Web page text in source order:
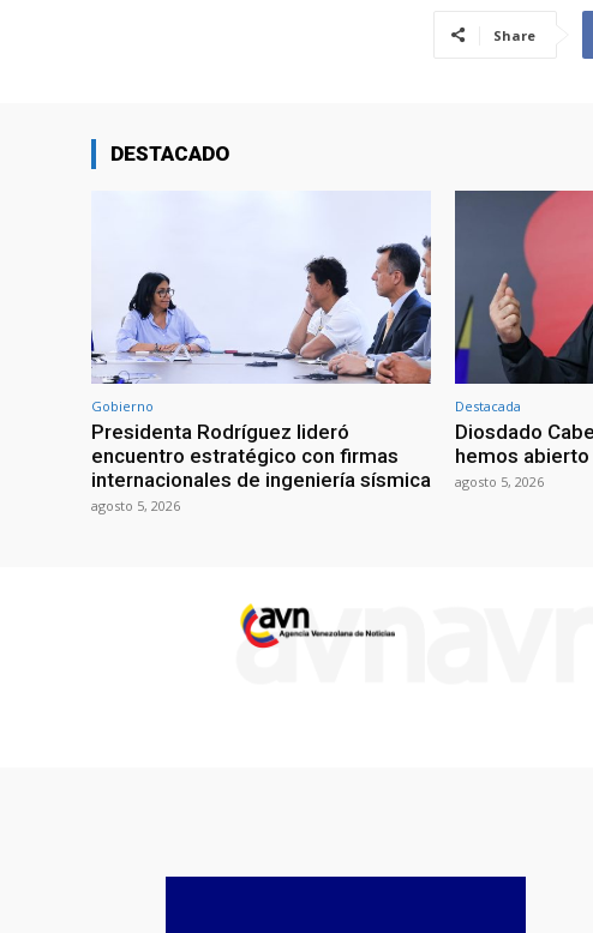
Share
DESTACADO
Gobierno
Presidenta Rodríguez lideró
encuentro estratégico con firmas
internacionales de ingeniería sísmica
agosto 5, 2026
Destacada
Diosdado
hemos
agosto 5, 2026